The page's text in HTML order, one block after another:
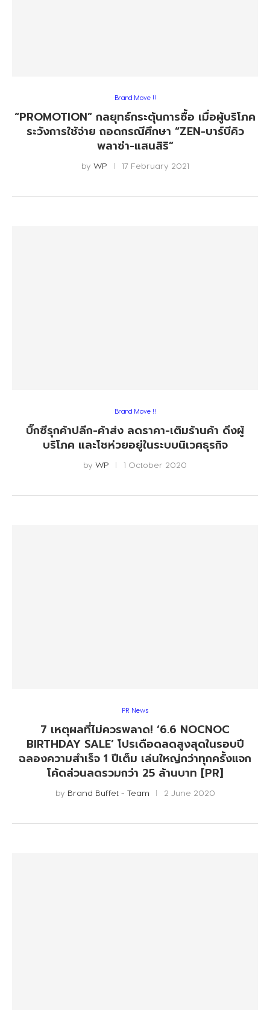
Brand Move !!
“PROMOTION” กลยุทธ์กระตุ้นการซื้อ เมื่อผู้บริโภค
ระวังการใช้จ่าย ถอดกรณีศึกษา “ZEN-บาร์บีคิว
พลาซ่า-แสนสิริ”
by WP 17 February 2021
Brand Move !!
บิ๊กซีรุกค้าปลีก-ค้าส่ง ลดราคา-เติมร้านค้า ดึงผู้
บริโภค และโชห่วยอยู่ในระบบนิเวศธุรกิจ
by WP 1 October 2020
PR News
7 เหตุผลที่ไม่ควรพลาด! ‘6.6 NOCNOC
BIRTHDAY SALE’ โปรเดือดลดสูงสุดในรอบปี
ฉลองความสำเร็จ 1 ปีเต็ม เล่นใหญ่กว่าทุกครั้งแจก
โค้ดส่วนลดรวมกว่า 25 ล้านบาท [PR]
by Brand Buffet - Team 2 June 2020